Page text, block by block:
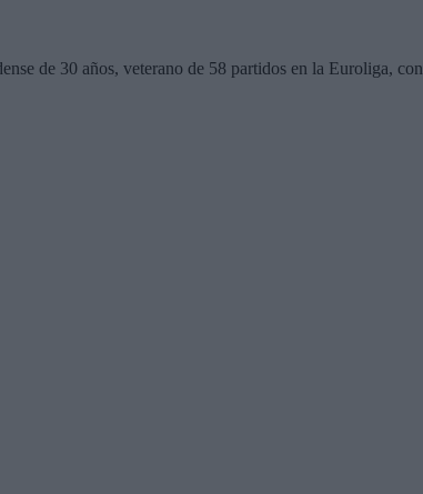
de 30 años, veterano de 58 partidos en la Euroliga,